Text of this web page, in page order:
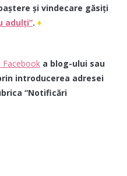
și vindecare găsiți
adulți”. ♦
Facebook a blog-ului sau
introducerea adresei
“Notificări